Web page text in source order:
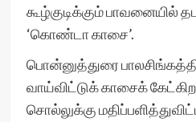
கூழ்குடிக்கும் பாவனையில்
‘கொண்டா காசை’.
பொன்னுத்துரை
வாய்விட்டுக் காசைக்
சொல்லுக்கு